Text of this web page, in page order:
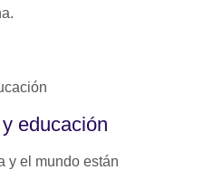
educación
y el mundo están